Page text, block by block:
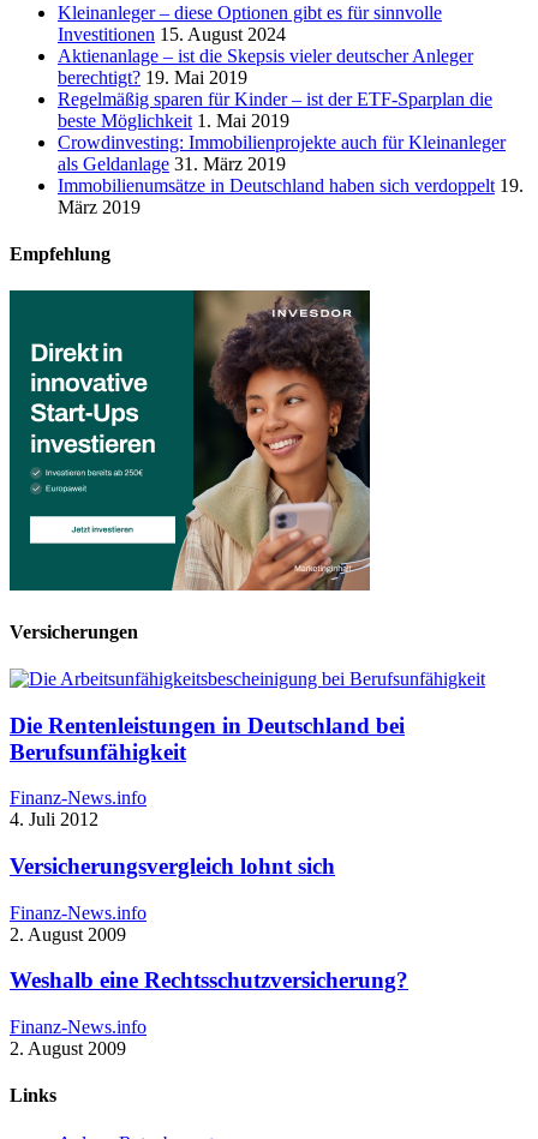
Kleinanleger – diese Optionen gibt es für sinnvolle
Investitionen 15. August 2024
Aktienanlage – ist die Skepsis vieler deutscher Anleger
berechtigt? 19. Mai 2019
Regelmäßig sparen für Kinder – ist der ETF-Sparplan die
beste Möglichkeit 1. Mai 2019
Crowdinvesting: Immobilienprojekte auch für Kleinanleger
als Geldanlage 31. März 2019
Immobilienumsätze in Deutschland haben sich verdoppelt 19.
März 2019
Empfehlung
Versicherungen
Die Rentenleistungen in Deutschland bei
Berufsunfähigkeit
Finanz-News.info
4. Juli 2012
Versicherungsvergleich lohnt sich
Finanz-News.info
2. August 2009
Weshalb eine Rechtsschutzversicherung?
Finanz-News.info
2. August 2009
Links